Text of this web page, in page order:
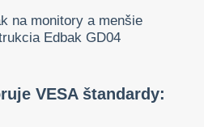
VESA štandardy: